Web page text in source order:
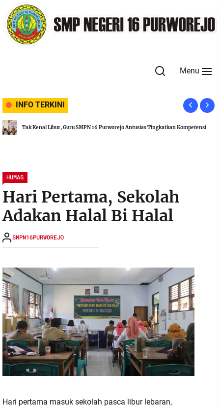
the
content
Menu
INFO TERKINI
Rayakan Idul Adha, SMPN 16 Purworejo Laksanakan Penyembelihan Hewan
Kurban
HUMAS
Hari Pertama, Sekolah
Adakan Halal Bi Halal
SMPN16PURWOREJO
Hari pertama masuk sekolah pasca libur lebaran,